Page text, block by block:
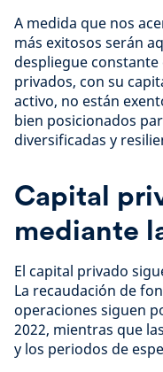
A medida que nos
más exitosos serán
despliegue
privados, con su
activo, no están
bien posicionados
diversificadas y
Capital
mediante
El capital privado
La recaudación de
operaciones siguen
2022, mientras que
y los periodos de